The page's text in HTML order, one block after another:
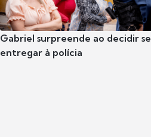
Gabriel surpreende ao decidir se
entregar à polícia